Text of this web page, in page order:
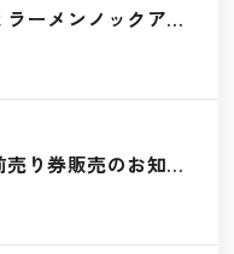
ーメンノックアウ
り券販売のお知ら